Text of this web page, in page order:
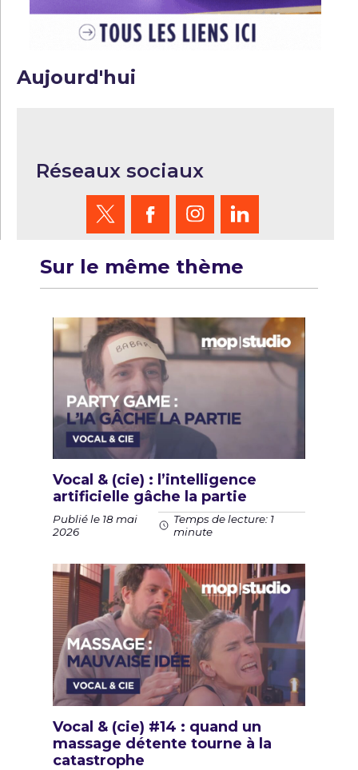
Aujourd'hui
Réseaux sociaux
Sur le même thème
Vocal & (cie) : l’intelligence
artificielle gâche la partie
Publié le 18 mai
2026
Temps de lecture: 1
minute
Vocal & (cie) #14 : quand un
massage détente tourne à la
catastrophe